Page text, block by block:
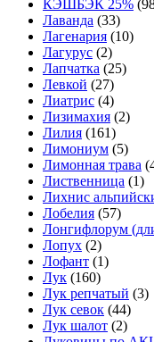
КЭШБЭК 25%
Лаванда (33)
Лагенария (10)
Лагурус (2)
Лапчатка (25)
Левкой (27)
Лиатрис (4)
Лизимахия (2)
Лилия (161)
Лимониум (5)
Лимонная трава
Лиственница (1)
Лихнис
Лобелия (57)
Лонгифлорум
Лопух (2)
Лофант (1)
Лук (160)
Лук репчатый (3)
Лук севок (44)
Лук шалот (2)